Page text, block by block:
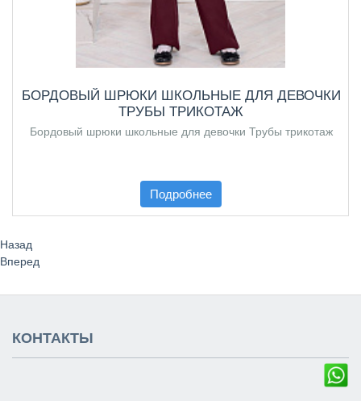
БОРДОВЫЙ ШРЮКИ ШКОЛЬНЫЕ ДЛЯ ДЕВОЧКИ
ТРУБЫ ТРИКОТАЖ
Бордовый шрюки школьные для девочки Трубы трикотаж
Подробнее
Назад
Вперед
КОНТАКТЫ